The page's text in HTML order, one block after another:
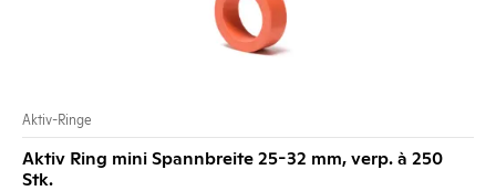
Aktiv-Ringe
Aktiv Ring mini Spannbreite 25-32 mm, verp. à 250
Stk.